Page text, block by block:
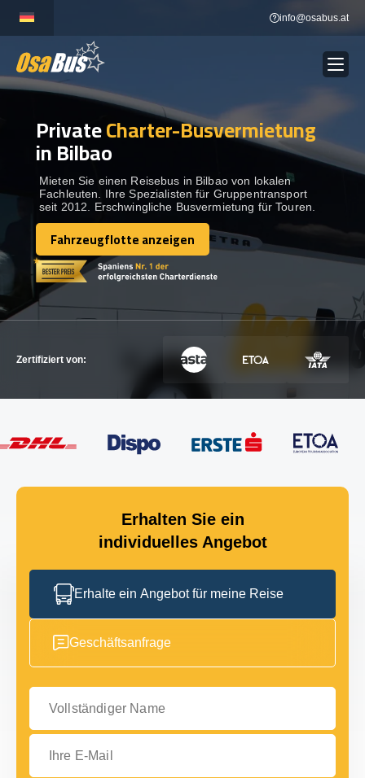
content
info@osabus.at
BUSVERMIETUNG Show dropdown
REISEZIELE Show dropdown
FLOTTE
KONTAKTIEREN SIE UNS
KONTAKTIEREN SIE UNS
PrivateCharter-Busvermietung
in Bilbao
Mieten Sie einen Reisebus in Bilbao von lokalen
Fachleuten. Ihre Spezialisten für Gruppentransport
seit 2012. Erschwingliche Busvermietung für Touren.
Fahrzeugflotte anzeigen
Fahrzeugflotte anzeigen
Zertifiziert von:
Erhalten Sie ein
individuelles Angebot
Erhalte ein Angebot für meine Reise
Geschäftsanfrage
Vollständiger Name
Ihre E-Mail